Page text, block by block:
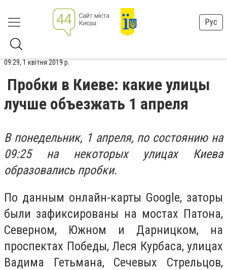
Рус
09:29, 1 квітня 2019 р.
Пробки в Киеве: какие улицы
лучше объезжать 1 апреля
В понедельник, 1 апреля, по состоянию на
09:25 на некоторых улицах Киева
образовались пробки.
По данным онлайн-карты Google, заторы
были зафиксированы на мостах Патона,
Северном, Южном и Дарницком, на
проспектах Победы, Леся Курбаса, улицах
Вадима Гетьмана, Сечевых Стрельцов,